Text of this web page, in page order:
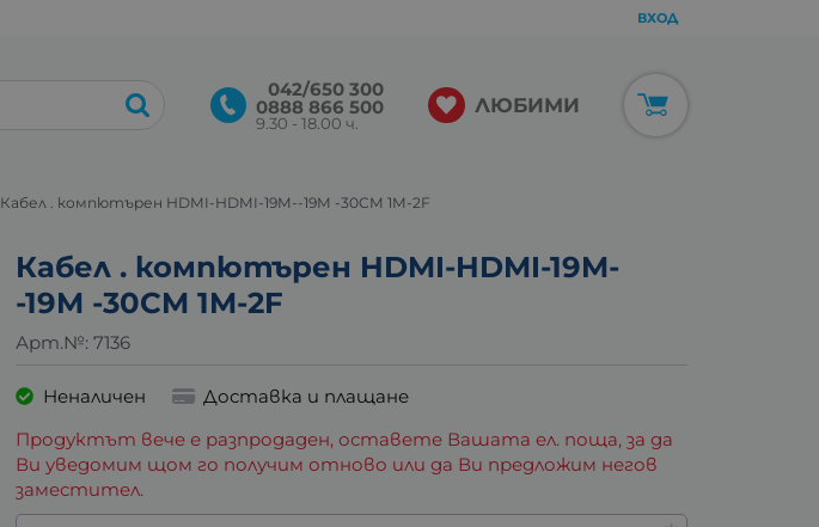
ВХОД
042/650 300
0888 866 500
9.30 - 18.00 ч.
ЛЮБИМИ
Кабел . компютърен HDMI-HDMI-19M--19M -30CM 1M-2F
Кабел . компютърен HDMI-HDMI-19M-
-19M -30CM 1M-2F
Арт.№: 7136
Неналичен
Доставка и плащане
Продуктът вече е разпродаден, оставете Вашата ел. поща, за да
Ви уведомим щом го получим отново или да Ви предложим негов
заместител.